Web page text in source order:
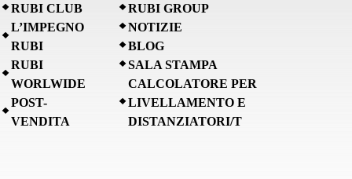
RUBI CLUB
L’IMPEGNO
RUBI
RUBI
WORLWIDE
POST-
VENDITA
RUBI GROUP
NOTIZIE
BLOG
SALA STAMPA
CALCOLATORE PER
LIVELLAMENTO E
DISTANZIATORI/T